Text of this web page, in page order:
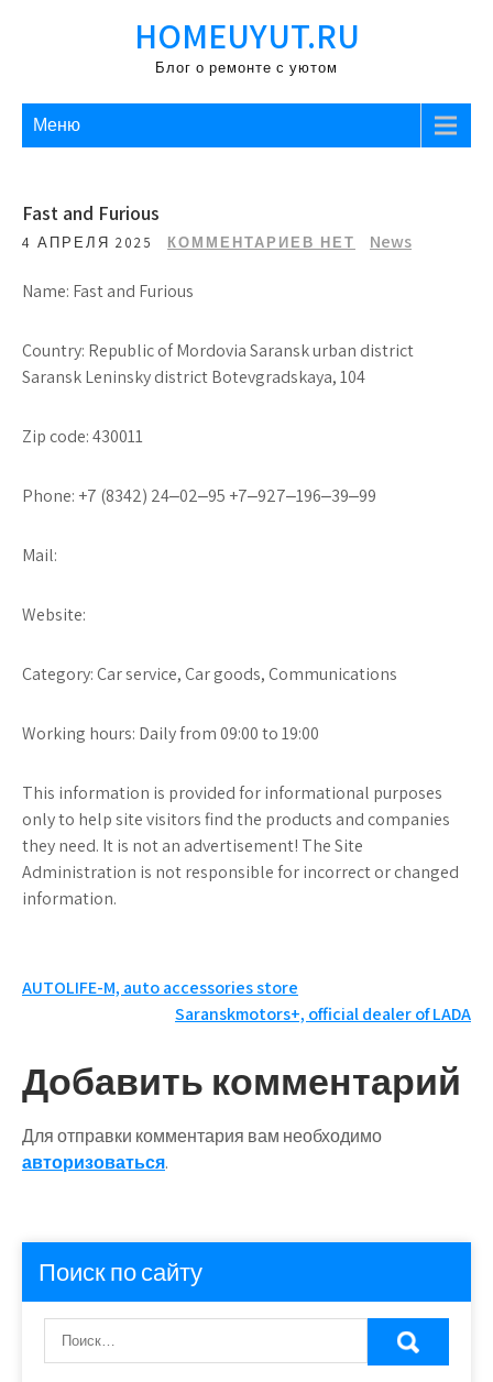
HOMEUYUT.RU
Блог о ремонте с уютом
Меню
Fast and Furious
4 АПРЕЛЯ 2025 КОММЕНТАРИЕВ НЕТ News
Name: Fast and Furious
Country: Republic of Mordovia Saransk urban district
Saransk Leninsky district Botevgradskaya, 104
Zip code: 430011
Phone: +7 (8342) 24‒02‒95 +7‒927‒196‒39‒99
Mail:
Website:
Category: Car service, Car goods, Communications
Working hours: Daily from 09:00 to 19:00
This information is provided for informational purposes
only to help site visitors find the products and companies
they need. It is not an advertisement! The Site
Administration is not responsible for incorrect or changed
information.
Навигация
записям
AUTOLIFE-M, auto accessories store
Saranskmotors+, official dealer of LADA
Добавить комментарий
Для отправки комментария вам необходимо
авторизоваться.
Поиск по сайту